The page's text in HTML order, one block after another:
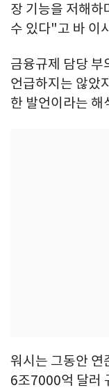
장 기능을 저해하
수 있다"고 바 이
금융규제 담당 부
언급하지는 않았
한 발언이라는 해
워시는 그동안 연
6조7000억 달러